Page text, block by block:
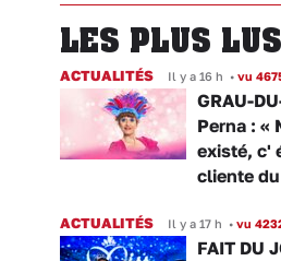
LES PLUS LUS
ACTUALITÉS Il y a 16 h • vu
GRAU-
Perna : «
existé, c'
cliente
ACTUALITÉS Il y a 17 h • vu
FAIT DU